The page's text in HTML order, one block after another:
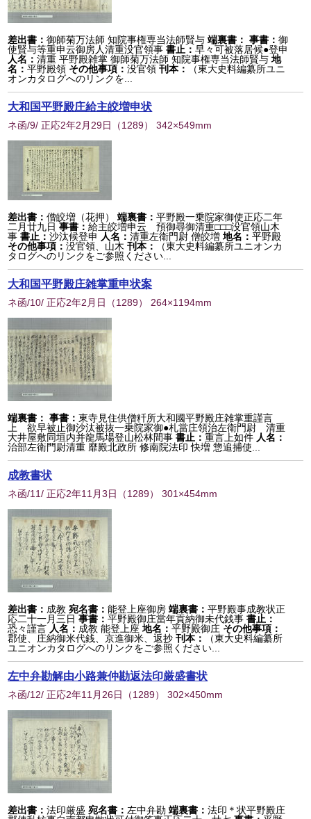
差出書：御師菊万法師 知院事権専当法師賢与 端裏書： 事書：御
使賢与等重申云御房人清重没官領事 書止：早々可被落居候●登申
人名：清重 平野殿雑掌 御師菊万法師 知院事権専当法師賢与 地
名：平野殿領 その他事項：没官領 刊本：
（東大史料編纂所ユニ
オンカタログへのリンクを...
大和国平野殿庄給主皎増申状
ネ函/9/ 正応2年2月29日 （1289） 342×549mm
差出書：僧皎増（花押） 端裏書：平野殿一乗院家御使正応二年
二月廿九日 事書：給主皎増申云 預御尋御清重□□□没官領山木
事 書止：沙汰候登申 人名：清重左衛門尉 僧皎増 地名：平野殿
その他事項：没官領、山木 刊本：
（東大史料編纂所ユニオンカ
タログへのリンクをご参照ください...
大和国平野殿庄雑掌重申状案
ネ函/10/ 正応2年2月日 （1289） 264×1194mm
端裏書： 事書：東寺見住供僧粁所大和國平野殿庄雑掌重謹言
上 欲早被止御沙汰被抜一乗院家御●札當庄領治左衛門尉 清重
大井屋敷同垣内并龍馬場登山松林間事 書止：重言上如件 人名：
治部左衛門尉清重 靡殿北政所 修南院法印 快増 惣追捕使...
成教書状
ネ函/11/ 正応2年11月3日 （1289） 301×454mm
差出書： 成教 宛名書：能登上座御房 端裏書：平野殿事成教状正
応二十一月三日事書：平野殿御庄當年貢納御未代銭事 書止：
恐々謹言 人名： 成教 能登上座 地名：平野殿御庄 その他事項：
郡使、庄納御米代銭、京進御米、返抄 刊本：
（東大史料編纂所
ユニオンカタログへのリンクをご参照ください...
左中弁勘解由小路兼仲勘返法印厳盛書状
ネ函/12/ 正応2年11月26日 （1289） 302×450mm
差出書：法印厳盛 宛名書： 左中弁勘 端裏書：法印＊状平野殿庄